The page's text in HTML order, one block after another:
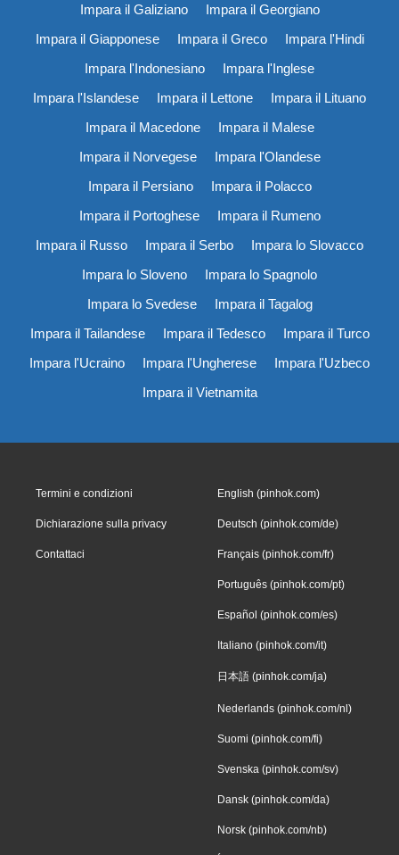
Impara il Galiziano
Impara il Georgiano
Impara il Giapponese
Impara il Greco
Impara l'Hindi
Impara l'Indonesiano
Impara l'Inglese
Impara l'Islandese
Impara il Lettone
Impara il Lituano
Impara il Macedone
Impara il Malese
Impara il Norvegese
Impara l'Olandese
Impara il Persiano
Impara il Polacco
Impara il Portoghese
Impara il Rumeno
Impara il Russo
Impara il Serbo
Impara lo Slovacco
Impara lo Sloveno
Impara lo Spagnolo
Impara lo Svedese
Impara il Tagalog
Impara il Tailandese
Impara il Tedesco
Impara il Turco
Impara l'Ucraino
Impara l'Ungherese
Impara l'Uzbeco
Impara il Vietnamita
Termini e condizioni
Dichiarazione sulla privacy
Contattaci
English (pinhok.com)
Deutsch (pinhok.com/de)
Français (pinhok.com/fr)
Português (pinhok.com/pt)
Español (pinhok.com/es)
Italiano (pinhok.com/it)
日本語 (pinhok.com/ja)
Nederlands (pinhok.com/nl)
Suomi (pinhok.com/fi)
Svenska (pinhok.com/sv)
Dansk (pinhok.com/da)
Norsk (pinhok.com/nb)